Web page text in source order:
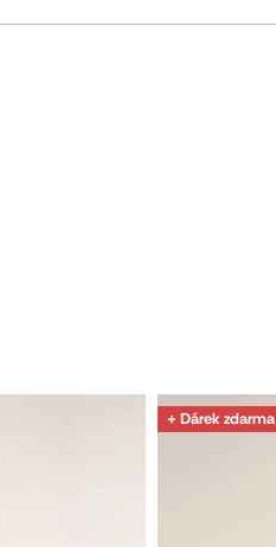
+ Dárek zdarma